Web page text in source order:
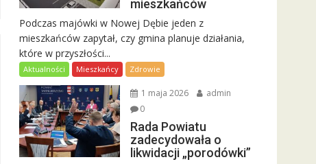
mieszkańców
Podczas majówki w Nowej Dębie jeden z
mieszkańców zapytał, czy gmina planuje działania,
które w przyszłości...
Aktualności Mieszkańcy Zdrowie
1 maja 2026
admin
0
Rada Powiatu
zadecydowała o
likwidacji „porodówki”